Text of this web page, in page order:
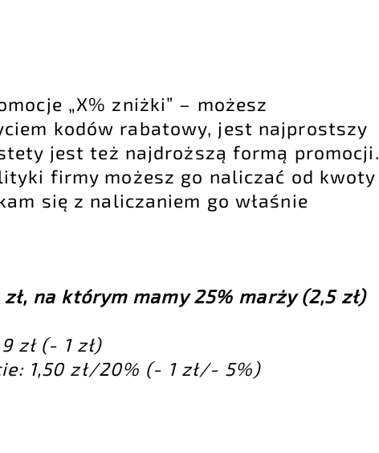
„X% zniżki” – możesz
kodów rabatowy, jest najprostszy
jest też najdroższą formą promocji.
firmy możesz go naliczać od kwoty
się z naliczaniem go właśnie
na którym mamy 25% marży (2,5 zł)
zł (- 1 zł)
1,50 zł/20% (- 1 zł/- 5%)